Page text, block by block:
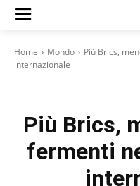
Home Mondo
Più Brics,
internazionale
Più Brics,
fermenti